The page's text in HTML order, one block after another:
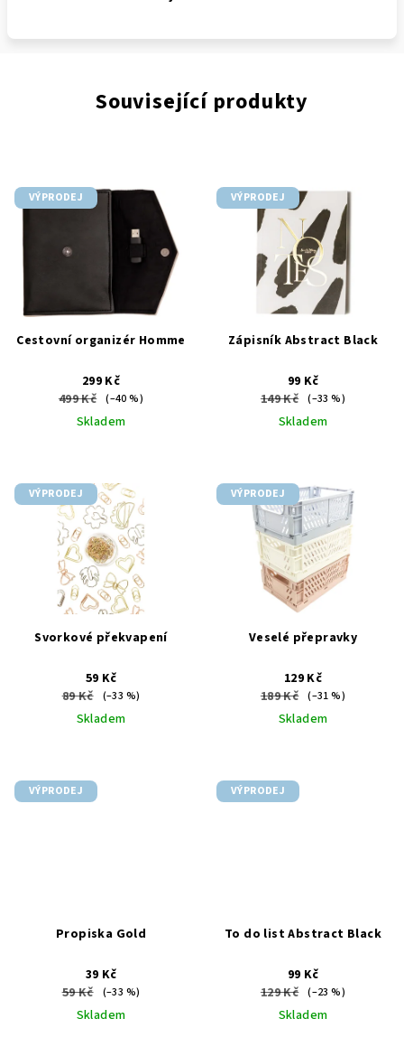
Související produkty
VÝPRODEJ
Cestovní organizér Homme
299 Kč
499 Kč (–40 %)
Skladem
VÝPRODEJ
Zápisník Abstract Black
99 Kč
149 Kč (–33 %)
Skladem
VÝPRODEJ
Svorkové překvapení
59 Kč
89 Kč
(–33 %)
Skladem
VÝPRODEJ
Veselé přepravky
129 Kč
189 Kč (–31 %)
Skladem
VÝPRODEJ
Propiska Gold
39 Kč
59 Kč
(–33 %)
Skladem
VÝPRODEJ
To do list Abstract Black
99 Kč
129 Kč (–23 %)
Skladem